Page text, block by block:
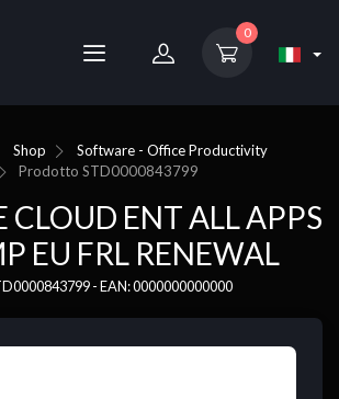
0
Shop
Software - Office Productivity
ProdottoSTD0000843799
CLOUD ENT ALL APPS
EU FRL RENEWAL
- EAN: 0000000000000